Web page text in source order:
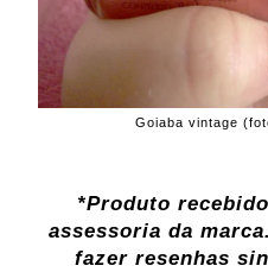
Goiaba vintage
*Produto
assessoria da
fazer resenhas